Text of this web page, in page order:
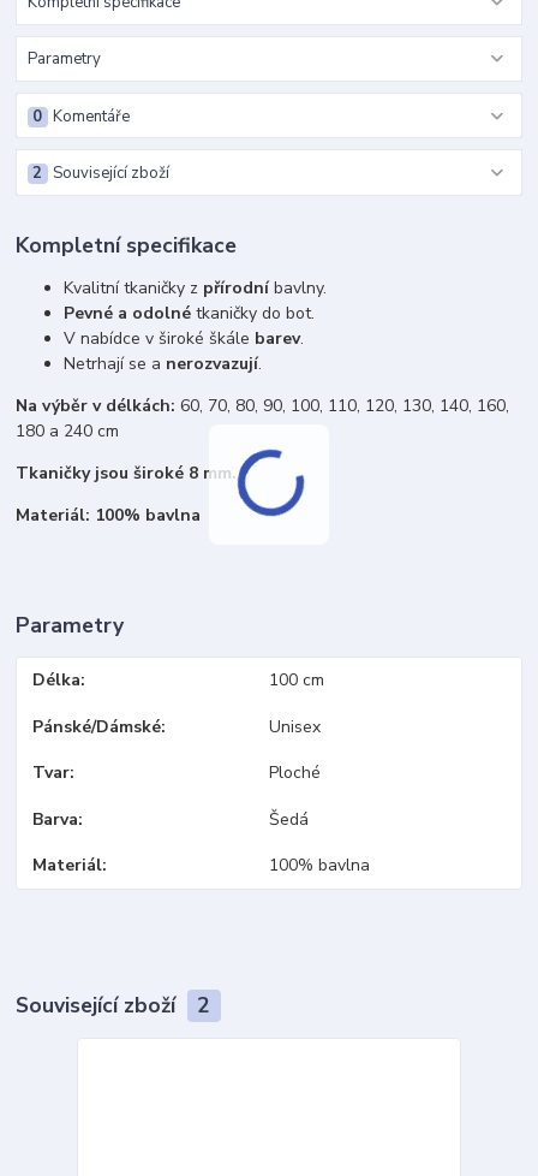
Parametry
Komentáře
0
Související zboží
2
Kompletní specifikace
Kvalitní tkaničky z přírodníbavlny.
Pevné a odolnétkaničky do bot.
V nabídce v široké škále barev.
Netrhají se a nerozvazují.
Na výběr v délkách: 60, 70, 80, 90, 100, 110, 120, 130, 140, 160,
180 a 240 cm
Tkaničky jsou široké 8 mm.
Materiál: 100% bavlna
Parametry
Délka 100 cm
Pánské/Dámské Unisex
Tvar Ploché
Barva Šedá
Materiál 100% bavlna
Související zboží 2